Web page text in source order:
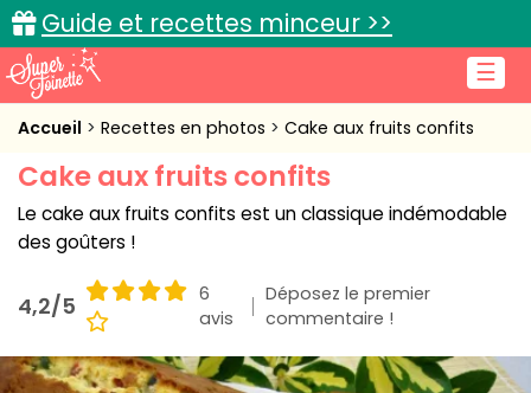
☰
Guide et recettes minceur >>
Accueil
Recettes de cuisine
Cuisine pratique
L'actu cuisine
Accueil Recettes en photos Cake aux fruits confits
Cake aux fruits confits
Le cake aux fruits confits est un classique indémodable
des goûters !
4,2/5
6
avis
Déposez le premier
commentaire !